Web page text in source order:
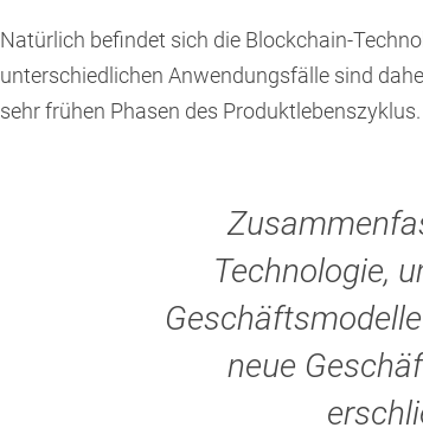
Natürlich befindet sich die Blockchain-
unterschiedlichen Anwendungsfälle sind
sehr frühen Phasen des Produktlebenszyklus.
Technologie,
neue